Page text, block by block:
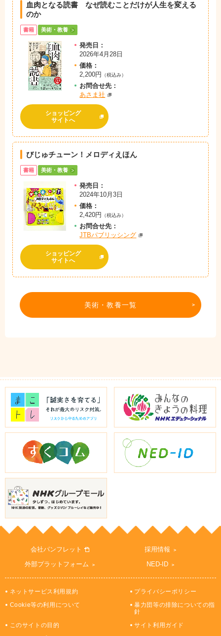
血肉となる読書 なぜ読むことだけが人生を変える
のか
書籍 美術・教養
発売日：
2026年4月28日
価格：
2,200円
（税込み）
お問合せ先：
あさま社
ショッピング
サイトへ
びじゅチューン！メロディえほん
書籍 美術・教養
発売日：
2024年10月3日
価格：
2,420円
（税込み）
お問合せ先：
JTBパブリッシング
ショッピング
サイトへ
美術・教養一覧
会社パンフレット
採用情報
外部プラットフォーム
NED-ID
ネットサービス利用規約
プライバシーポリシー
Cookie等の利用について
暴力団等の排除についての指
針
このサイトの目的
サイト利用ガイド